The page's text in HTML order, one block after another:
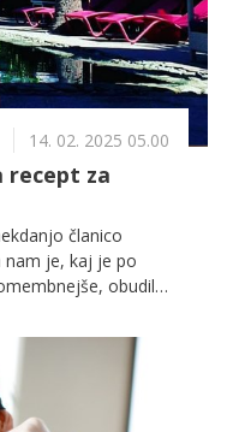
14. 02. 2025 05.00
recept za
članico
nam je, kaj je po
obudila
sta se s